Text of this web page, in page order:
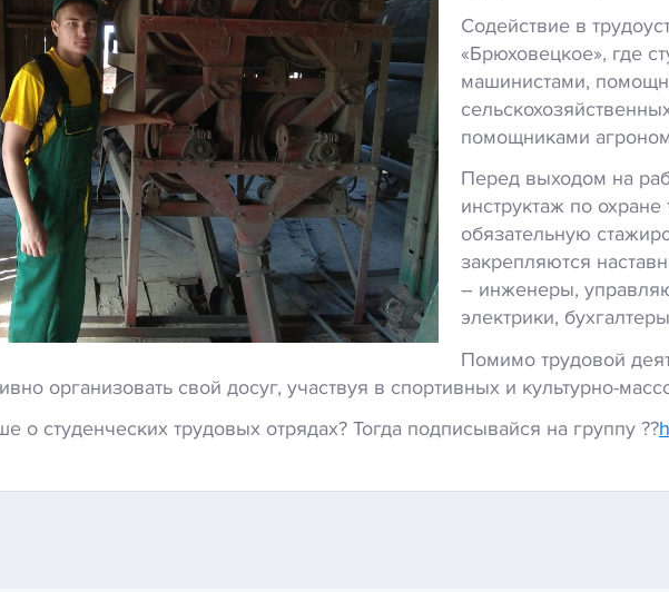
Содействие в
«Брюховецкое», где
машинистами,
помощниками
Перед выходом на
инструктаж по
обязательную
закрепляются
– инженеры,
электрики,
Помимо трудовой
организовать свой досуг, участвуя в спортивных и культурно-
о студенческих трудовых отрядах? Тогда подписывайся на группу ??